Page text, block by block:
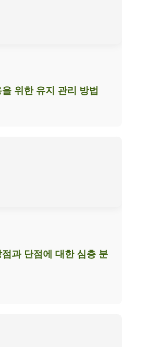
위한 유지 관리 방법
과 단점에 대한 심층 분